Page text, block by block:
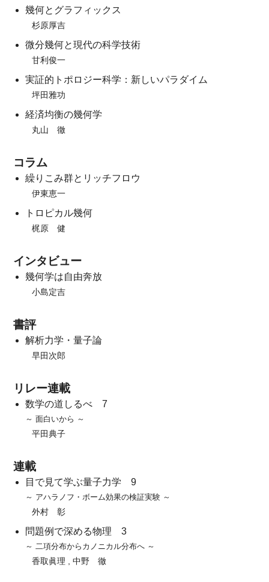
幾何とグラフィックス
杉原厚吉
微分幾何と現代の科学技術
甘利俊一
実証的トポロジー科学：新しいパラダイム
坪田雅功
経済均衡の幾何学
丸山 徹
コラム
繰りこみ群とリッチフロウ
伊東恵一
トロピカル幾何
梶原 健
インタビュー
幾何学は自由奔放
小島定吉
書評
解析力学・量子論
早田次郎
リレー連載
数学の道しるべ 7
～ 面白いから ～
平田典子
連載
目で見て学ぶ量子力学 9
～ アハラノフ・ボーム効果の検証実験 ～
外村 彰
問題例で深める物理 3
～ 二項分布からカノニカル分布へ ～
香取眞理 , 中野 徹